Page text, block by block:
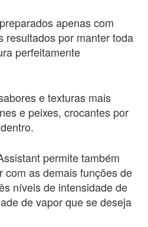
apenas com
resultados por manter toda
perfeitamente
e texturas mais
e peixes, crocantes por
permite também
com as demais funções de
níveis de intensidade de
de vapor que se deseja